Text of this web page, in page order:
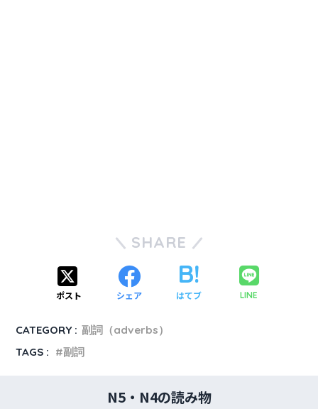
SHARE
ポスト シェア はてブ LINE
CATEGORY : 副詞（adverbs）
TAGS :
副詞
N5・N4の読み物